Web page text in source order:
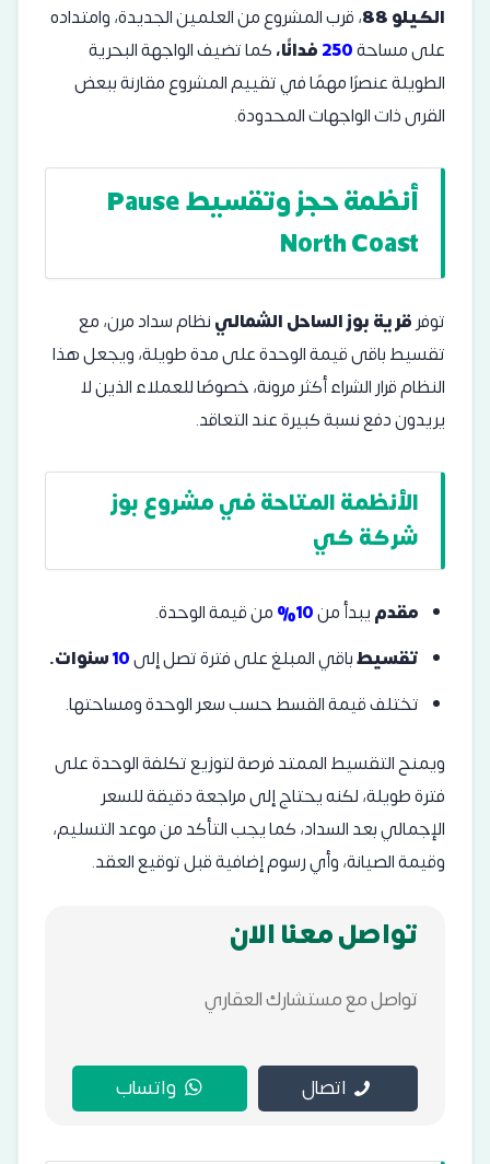
الكيلو 88
، قرب المشروع من العلمين الجديدة، وامتداده
على مساحة250فدانًا،كما تضيف الواجهة البحرية
الطويلة عنصرًا مهمًا في تقييم المشروع مقارنة ببعض
القرى ذات الواجهات المحدودة.
أنظمة حجز وتقسيط Pause
North Coast
توفرقرية بوز الساحل الشمالينظام سداد مرن، مع
تقسيط باقى قيمة الوحدة على مدة طويلة، ويجعل هذا
النظام قرار الشراء أكثر مرونة، خصوصًا للعملاء الذين لا
يريدون دفع نسبة كبيرة عند التعاقد.
الأنظمة المتاحة في مشروع بوز
شركة كي
مقدميبدأ من10%
من قيمة الوحدة.
تقسيطباقي المبلغ على فترة تصل إلى10سنوات.
تختلف قيمة القسط حسب سعر الوحدة ومساحتها.
ويمنح التقسيط الممتد فرصة لتوزيع تكلفة الوحدة على
فترة طويلة، لكنه يحتاج إلى مراجعة دقيقة للسعر
الإجمالي بعد السداد، كما يجب التأكد من موعد التسليم،
وقيمة الصيانة، وأي رسوم إضافية قبل توقيع العقد.
تواصل معنا الان
تواصل مع مستشارك العقاري
اتصال واتساب